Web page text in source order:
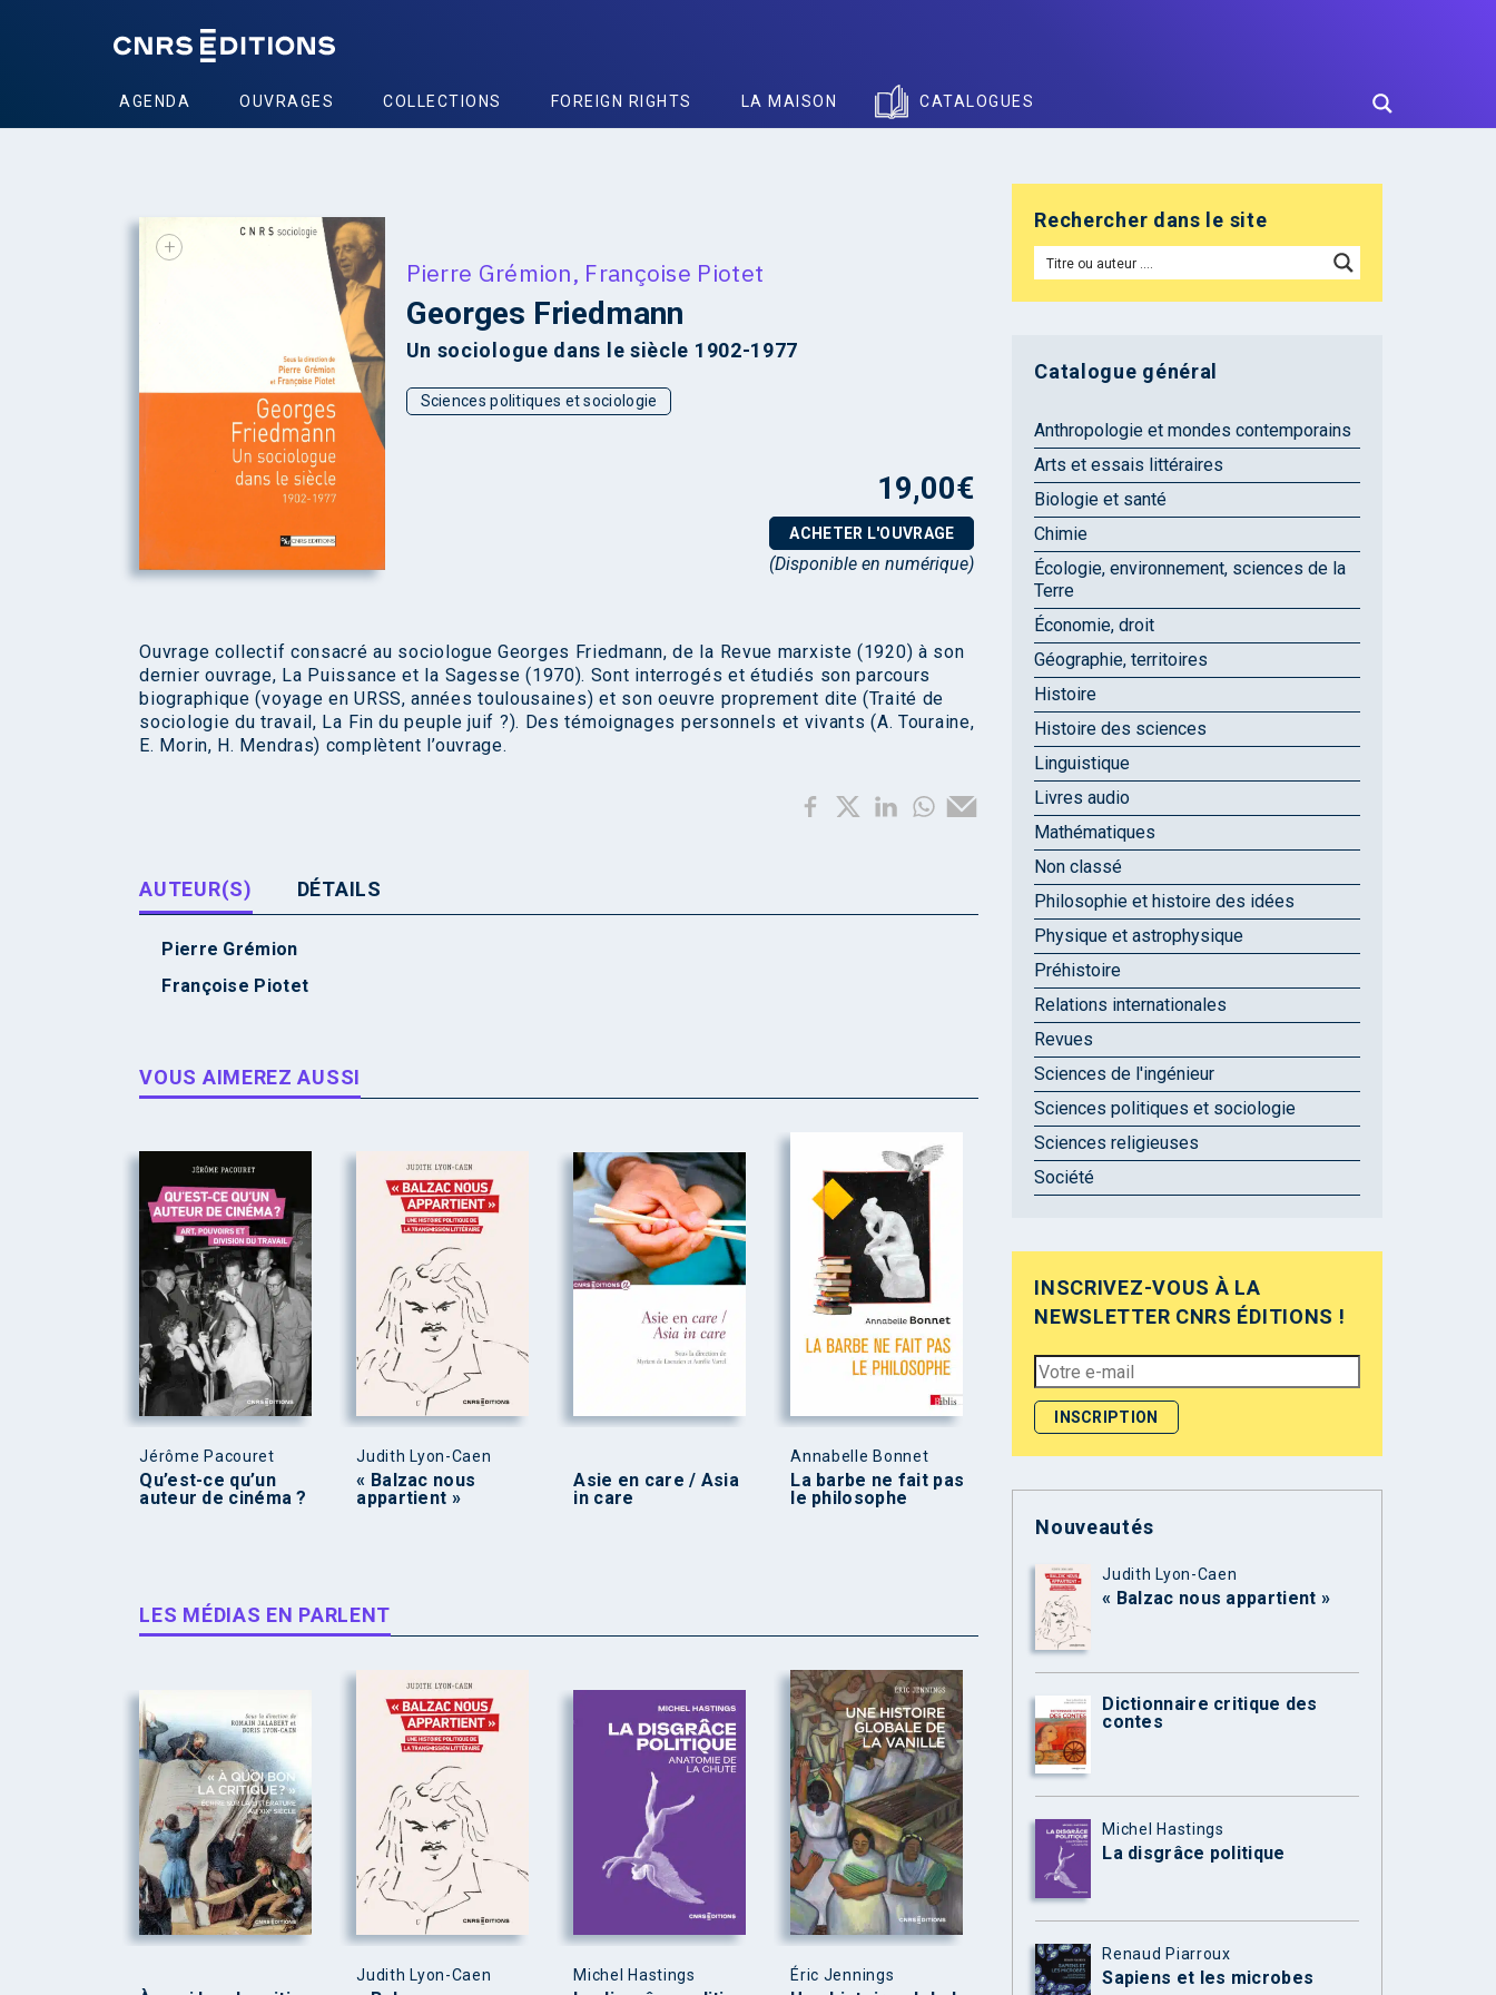
AGENDA OUVRAGES COLLECTIONS FOREIGN RIGHTS LA MAISON CATALOGUES
+
Pierre Grémion, Françoise Piotet
Georges Friedmann
Un sociologue dans le siècle 1902-1977
Sciences politiques et sociologie
19,00€
ACHETER L'OUVRAGE
(Disponible en numérique)
Ouvrage collectif consacré au sociologue Georges Friedmann, de la Revue marxiste (1920) à son
dernier ouvrage, La Puissance et la Sagesse (1970). Sont interrogés et étudiés son parcours
biographique (voyage en URSS, années toulousaines) et son oeuvre proprement dite (Traité de
sociologie du travail, La Fin du peuple juif ?). Des témoignages personnels et vivants (A. Touraine,
E. Morin, H. Mendras) complètent l’ouvrage.
AUTEUR(S) DÉTAILS
Pierre Grémion
Françoise Piotet
VOUS AIMEREZ AUSSI
Jérôme Pacouret
Qu’est-ce qu’un
auteur de cinéma ?
Judith Lyon-Caen
« Balzac nous
appartient »
Asie en care / Asia
in care
Annabelle Bonnet
La barbe ne fait pas
le philosophe
LES MÉDIAS EN PARLENT
Judith Lyon-Caen Michel Hastings Éric Jennings
Rechercher dans le site
Catalogue général
Anthropologie et mondes contemporains
Arts et essais littéraires
Biologie et santé
Chimie
Écologie, environnement, sciences de la
Terre
Économie, droit
Géographie, territoires
Histoire
Histoire des sciences
Linguistique
Livres audio
Mathématiques
Non classé
Philosophie et histoire des idées
Physique et astrophysique
Préhistoire
Relations internationales
Revues
Sciences de l'ingénieur
Sciences politiques et sociologie
Sciences religieuses
Société
INSCRIVEZ-VOUS À LA
NEWSLETTER CNRS ÉDITIONS !
Nouveautés
Judith Lyon-Caen
« Balzac nous appartient »
Dictionnaire critique des
contes
Michel Hastings
La disgrâce politique
Renaud Piarroux
Sapiens et les microbes